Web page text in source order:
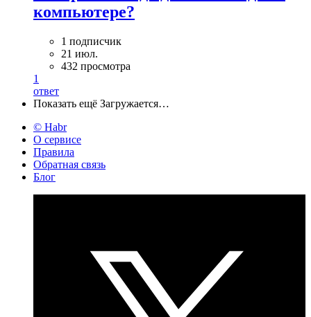
компьютере?
1 подписчик
21 июл.
432 просмотра
1
ответ
Показать ещё Загружается…
© Habr
О сервисе
Правила
Обратная связь
Блог